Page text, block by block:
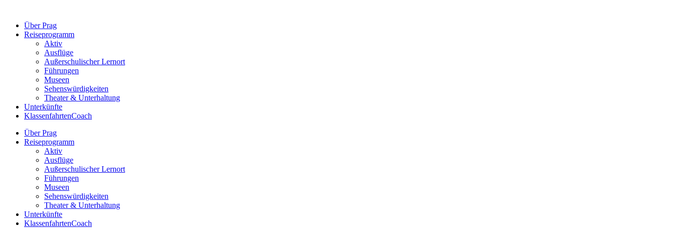
springenÜber Prag
Reiseprogramm
Aktiv
Ausflüge
Außerschulischer Lernort
Führungen
Museen
Sehenswürdigkeiten
Theater & Unterhaltung
Unterkünfte
KlassenfahrtenCoach
Über Prag
Reiseprogramm
Aktiv
Ausflüge
Außerschulischer Lernort
Führungen
Museen
Sehenswürdigkeiten
Theater & Unterhaltung
Unterkünfte
KlassenfahrtenCoach